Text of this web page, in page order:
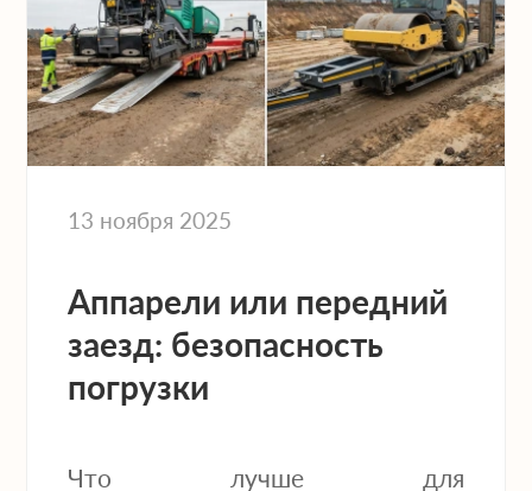
13 ноября 2025
Аппарели или передний
заезд: безопасность
погрузки
Что лучше для